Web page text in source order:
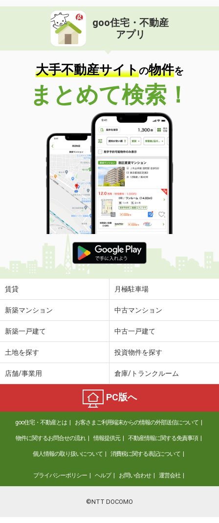
goo住宅・不動産
アプリ
大手不動産サイトの物件を
まとめて検索！
賃貸 月極駐車場
新築マンション 中古マンション
新築一戸建て 中古一戸建て
土地を探す 投資物件を探す
店舗/事業用 倉庫/トランクルーム
PC版へ
goo住宅・不動産とは お客さまご利用端末からの情報の外部送信について
物件に関するお問合せの流れ 情報提供元 不動産情報に関する免責事項
個人情報の取り扱いについて 消費税に関する表記について
プライバシーポリシー ヘルプ お問い合わせ 運営会社
©NTT DOCOMO